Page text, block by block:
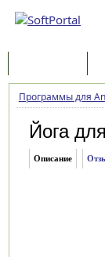
Программы для
Йога
Описание